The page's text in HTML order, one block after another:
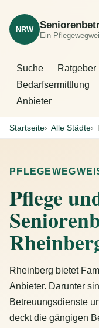
NRW
Ein
Suche Ratgeber
Bedarfsermittlung
Anbieter
Startseite Alle Städte
Pflege
Rheinberg bietet
Anbieter. Darunter
Betreuungsdienste
deckt die gängigen